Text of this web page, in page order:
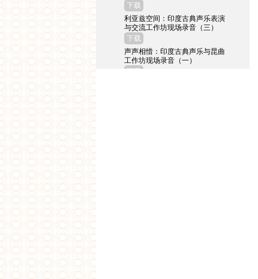
下载
利亚兹空间：印度古典声乐表演
与交流工作坊现场录音（三）
下载
声声相惜：印度古典声乐与昆曲
工作坊现场录音（一）
下载